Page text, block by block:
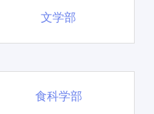
文学部
食科学部